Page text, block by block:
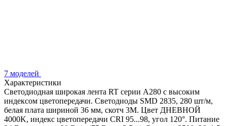
7 моделей
Характеристики
Светодиодная широкая лента RT серии A280 с высоким
индексом цветопередачи. Светодиоды SMD 2835, 280 шт/м,
белая плата шириной 36 мм, скотч 3М. Цвет ДНЕВНОЙ
4000K, индекс цветопередачи CRI 95...98, угол 120°. Питание